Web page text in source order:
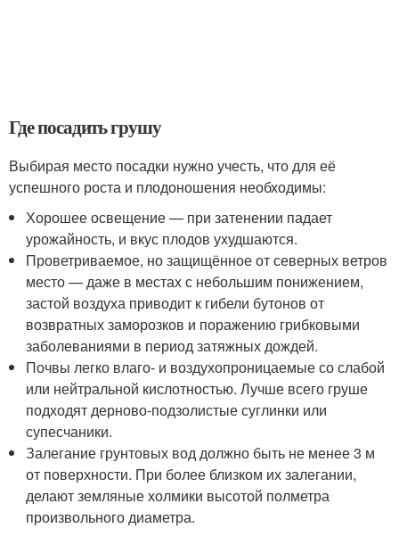
Где посадить грушу
Выбирая место посадки нужно учесть, что для её
успешного роста и плодоношения необходимы:
Хорошее освещение — при затенении падает
урожайность, и вкус плодов ухудшаются.
Проветриваемое, но защищённое от северных ветров
место — даже в местах с небольшим понижением,
застой воздуха приводит к гибели бутонов от
возвратных заморозков и поражению грибковыми
заболеваниями в период затяжных дождей.
Почвы легко влаго- и воздухопроницаемые со слабой
или нейтральной кислотностью. Лучше всего груше
подходят дерново-подзолистые суглинки или
супесчаники.
Залегание грунтовых вод должно быть не менее 3 м
от поверхности. При более близком их залегании,
делают земляные холмики высотой полметра
произвольного диаметра.